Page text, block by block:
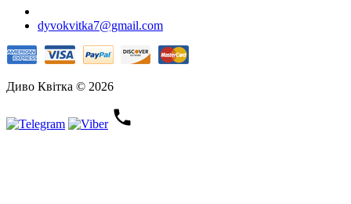
dyvokvitka7@gmail.com
Диво Квітка © 2026